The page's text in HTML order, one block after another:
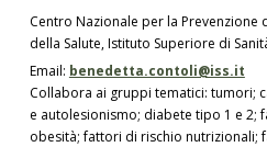
Centro Nazionale per la Prevenzione
della Salute, Istituto Superiore di
Email: benedetta.contoli@iss.it
Collabora ai gruppi tematici: tumori;
e autolesionismo; diabete tipo 1 e 2;
obesità; fattori di rischio nutrizionali;